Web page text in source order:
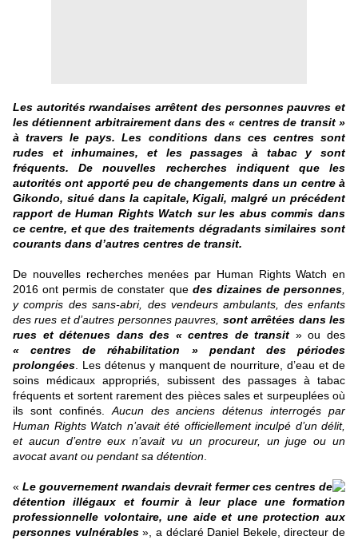
Les autoritésrwandaises arrêtent des personnes pauvres et
les détiennent arbitrairement dans des « centres de transit »
à travers le pays. Les conditions dans ces centres sont
rudes et inhumaines, et les passages à tabac y sont
fréquents. De nouvelles recherches indiquent que les
autorités ont apporté peu de changements dans un centre à
Gikondo, situé dans la capitale, Kigali, malgré un précédent
rapport de Human Rights Watch sur les abus commis dans
ce centre, et que des traitements dégradants similaires sont
courants dans d’autres centres de transit.
De nouvelles recherches menées par Human Rights Watch en
2016 ont permis de constater que des dizaines de personnes
y compris des sans-abri, des vendeurs ambulants, des enfants
des rues et d’autres personnes pauvres, sont arrêtées dans les
rues et détenues dans des « centres de transit » ou des
« centres de réhabilitation » pendant des périodes
prolongées . Les détenus y manquent de nourriture, d’eau et de
soins médicaux appropriés, subissent des passages à tabac
fréquents et sortent rarement des pièces sales et surpeuplées où
ils sont confinés. Aucun des anciens détenus interrogés par
Human Rights Watch n’avait été officiellement inculpé d’un délit,
et aucun d’entre eux n’avait vu un procureur, un juge ou un
avocat avant ou pendant sa détention
« Le gouvernement rwandais devrait fermer ces centres de
détention illégaux et fournir à leur place une formation
professionnelle volontaire, une aide et une protection aux
personnes vulnérables», a déclaré Daniel Bekele, directeur de